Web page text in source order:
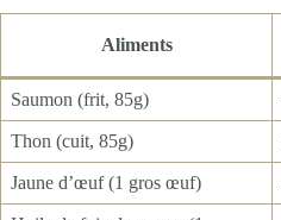
Aliments
Saumon (frit, 85g)
Thon (cuit, 85g)
Jaune d’œuf (1 gros œuf)